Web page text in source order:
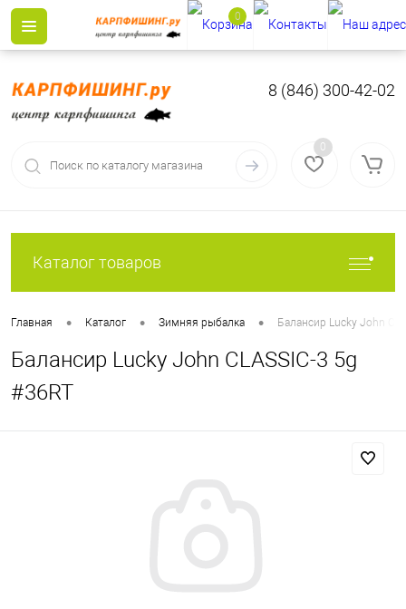
8 (846) 300-42-02
0
Каталог товаров
Главная • Каталог • Зимняя рыбалка • Балансир Lucky John
Балансир Lucky John CLASSIC-3 5g
#36RT
0